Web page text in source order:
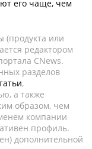
его чаще, чем
(продукта или
редактором
CNews.
разделов
,
а также
образом, чем
компании
профиль.
дополнительной